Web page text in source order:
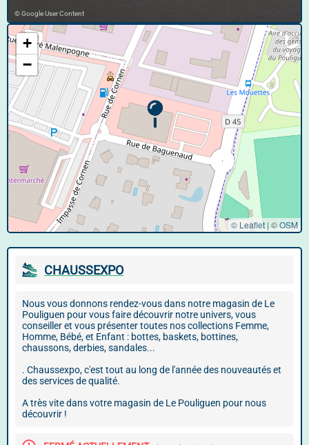
© Google User Content
+
−
© Leaflet | ©OSM
CHAUSSEXPO
Nous vous donnons rendez-vous dans notre magasin de Le
Pouliguen pour vous faire découvrir notre univers, vous
conseiller et vous présenter toutes nos collections Femme,
Homme, Bébé, et Enfant : bottes, baskets, bottines,
chaussons, derbies, sandales...
. Chaussexpo, c'est tout au long de l'année des nouveautés et
des services de qualité.
A très vite dans votre magasin de Le Pouliguen pour nous
découvrir !